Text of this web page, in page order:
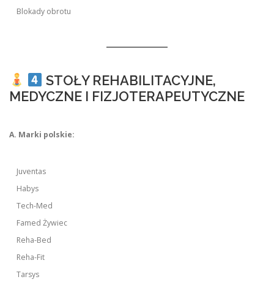
Blokady obrotu
STOŁY REHABILITACYJNE,
MEDYCZNE I FIZJOTERAPEUTYCZNE
A. Marki polskie:
Juventas
Habys
Tech-Med
Famed Żywiec
Reha-Bed
Reha-Fit
Tarsys